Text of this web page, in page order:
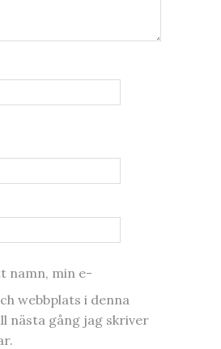
namn, min e-
webbplats i denna
nästa gång jag skriver